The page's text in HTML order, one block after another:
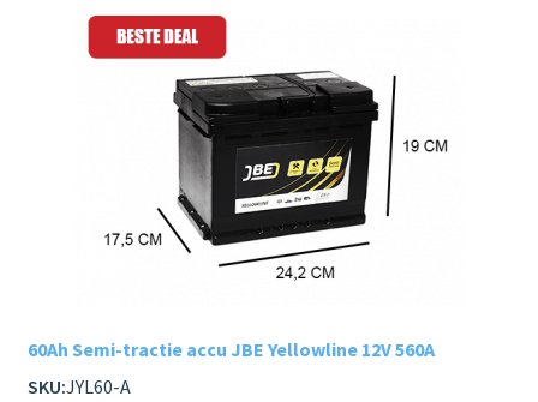
60Ah Semi-tractie accu JBE Yellowline 12V 560A
SKU:JYL60-A